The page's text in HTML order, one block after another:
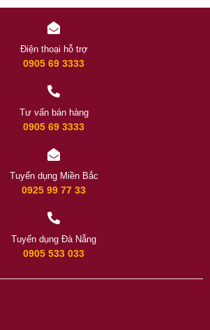
Điện thoại hỗ trợ
0905 69 3333
Tư vấn bán hàng
0905 69 3333
Tuyển dụng Miền Bắc
0925 99 77 33
Tuyển dụng Đà Nẵng
0905 533 033